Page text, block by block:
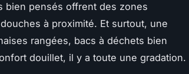
bien pensés offrent des zones
à proximité. Et surtout, une
rangées, bacs à déchets bien
douillet, il y a toute une gradation.